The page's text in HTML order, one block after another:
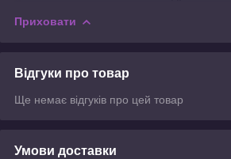
Приховати
Відгуки про товар
Ще немає відгуків про цей товар
Умови доставки